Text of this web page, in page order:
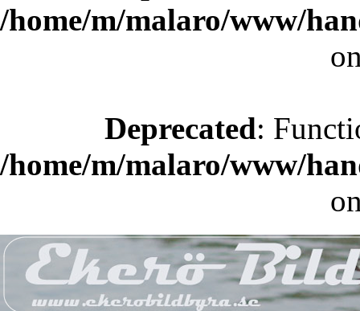
/home/m/malaro/www/
Deprecated:
/home/m/malaro/www/